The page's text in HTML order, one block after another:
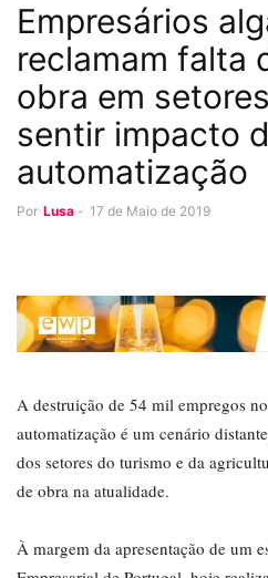
Empresários
reclamam falta
obra em
sentir impacto
automatização
Por Lusa - 17 de Maio de 2019
A destruição de 54 mil empregos
automatização é um cenário
dos setores do turismo e da
de obra na atualidade.
À margem da apresentação de um